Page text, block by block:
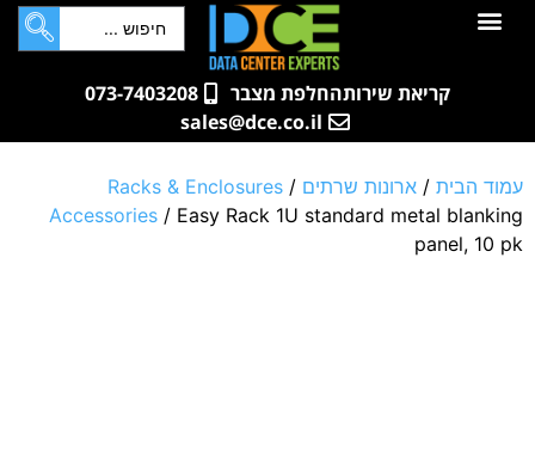
לתוכן
קריאת שירותהחלפת מצבר
073-7403208
sales@dce.co.il
עמוד הבית / ארונות שרתים /
Racks & Enclosures
Accessories / Easy Rack 1U standard metal blanking
panel, 10 pk